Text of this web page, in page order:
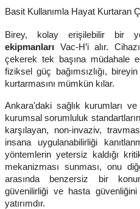
Basit Kullanımla Hayat Kurtaran
Birey, kolay erişilebilir bir
ekipmanları Vac-H’i alır.
çekerek tek başına müdahale
fiziksel güç bağımsızlığı,
kurtarmasını mümkün kılar.
Ankara'daki sağlık kurumları
kurumsal sorumluluk
karşılayan, non-invaziv,
insana uygulanabilirliği
yöntemlerin yetersiz kaldığı
mekanizması sunması, onu
arasında benzersiz bir
güvenilirliği ve hasta
yatırımdır.